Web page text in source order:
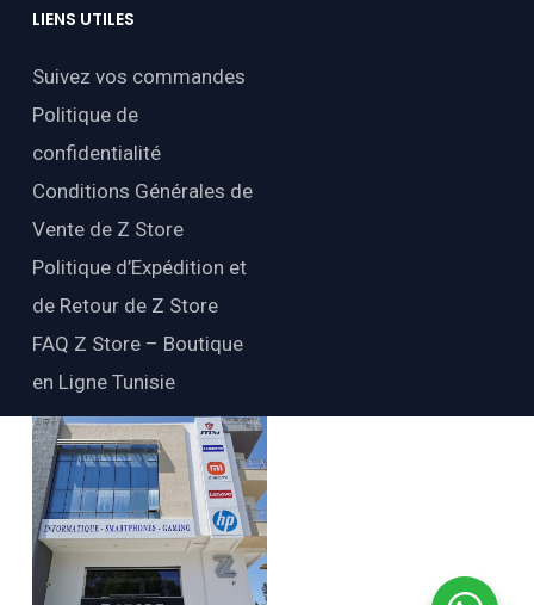
LIENS UTILES
Suivez vos commandes
Politique de
confidentialité
Conditions Générales de
Vente de Z Store
Politique d’Expédition et
de Retour de Z Store
FAQ Z Store – Boutique
en Ligne Tunisie